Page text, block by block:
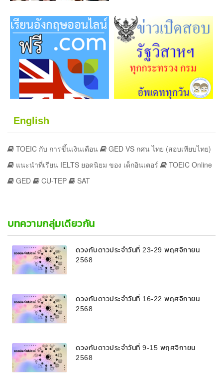
English
TOEIC กับ การขึ้นเงินเดือน
GED VS กศน ไทย (สอบเทียบไทย)
แนะนำที่เรียน IELTS ยอดนิยม ของ เด็กอินเตอร์
TOEIC Online
GED
CU-TEP SAT
บทความกลุ่มเดียวกัน
ดวงกับดาวประจำวันที่ 23-29 พฤศจิกายน
2568
ดวงกับดาวประจำวันที่ 16-22 พฤศจิกายน
2568
ดวงกับดาวประจำวันที่ 9-15 พฤศจิกายน
2568